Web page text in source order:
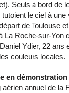
Seuls à bord de
le ciel à une
de Toulouse
La Roche-sur-Yon
Ydier, 22 ans
couleurs locales.
en démonstration
annuel de la